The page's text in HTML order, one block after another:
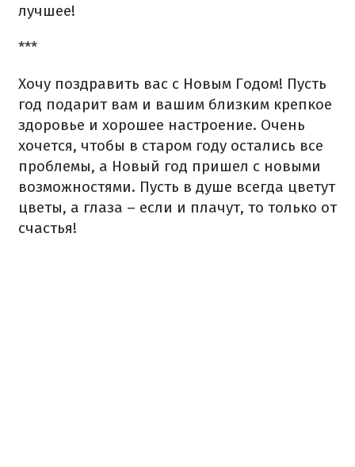
лучшее!
***
Хочу поздравить вас с Новым Годом! Пусть
год подарит вам и вашим близким крепкое
здоровье и хорошее настроение. Очень
хочется, чтобы в старом году остались все
проблемы, а Новый год пришел с новыми
возможностями. Пусть в душе всегда цветут
цветы, а глаза – если и плачут, то только от
счастья!